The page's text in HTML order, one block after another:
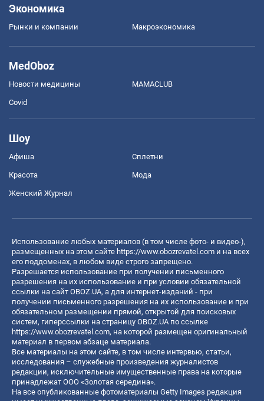
Экономика
Рынки и компании Mакроэкономика
MedOboz
Новости медицины MAMACLUB
Covid
Шоу
Афиша Сплетни
Красота Мода
Женский Журнал
Использование любых материалов (в том числе фото- и видео-),
размещенных на этом сайте https://www.obozrevatel.com и на всех
его поддоменах, в любом виде строго запрещено.
Разрешается использование при получении письменного
разрешения на их использование и при условии обязательной
ссылки на сайт OBOZ.UA, а для интернет-изданий - при
получении письменного разрешения на их использование и при
обязательном размещении прямой, открытой для поисковых
систем, гиперссылки на страницу OBOZ.UA по ссылке
https://www.obozrevatel.com, на которой размещен оригинальный
материал в первом абзаце материала.
Все материалы на этом сайте, в том числе интервью, статьи,
исследования – служебные произведения журналистов
редакции, исключительные имущественные права на которые
принадлежат ООО «Золотая середина».
На все опубликованные фотоматериалы Getty Images редакция